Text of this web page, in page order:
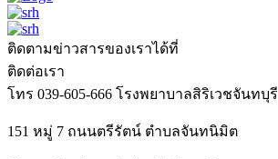
ติดตามข่าวสารของเราได้ที่
ติดต่อเรา
โทร 039-605-666 โรงพยาบาลสิริเวชจันทบุรี
151 หมู่ 7 ถนนตรีรัตน์ ตำบลจันทนิมิต